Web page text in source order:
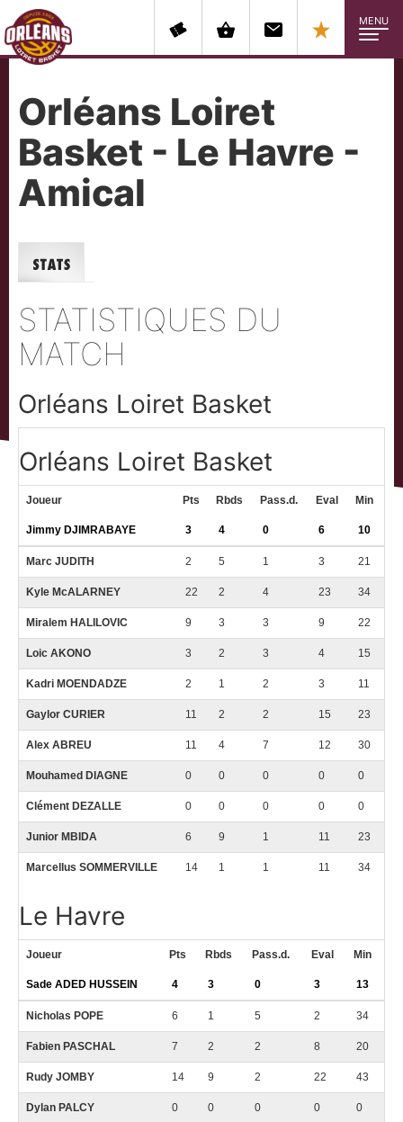
MENU
Orléans Loiret
Basket - Le Havre -
Amical
STATISTIQUES DU
MATCH
Orléans Loiret Basket
Orléans Loiret Basket
Joueur Pts Rbds Pass.d. Eval Min
Jimmy DJIMRABAYE 3 4 0 6 10
Marc JUDITH 2 5 1 3 21
Kyle McALARNEY 22 2 4 23 34
Miralem HALILOVIC 9 3 3 9 22
Loic AKONO 3 2 3 4 15
Kadri MOENDADZE 2 1 2 3 11
Gaylor CURIER 11 2 2 15 23
Alex ABREU 11 4 7 12 30
Mouhamed DIAGNE 0 0 0 0 0
Clément DEZALLE 0 0 0 0 0
Junior MBIDA 6 9 1 11 23
Marcellus SOMMERVILLE 14 1 1 11 34
Le Havre
Joueur Pts Rbds Pass.d. Eval Min
Sade ADED HUSSEIN 4 3 0 3 13
Nicholas POPE 6 1 5 2 34
Fabien PASCHAL 7 2 2 8 20
Rudy JOMBY 14 9 2 22 43
Dylan PALCY 0 0 0 0 0